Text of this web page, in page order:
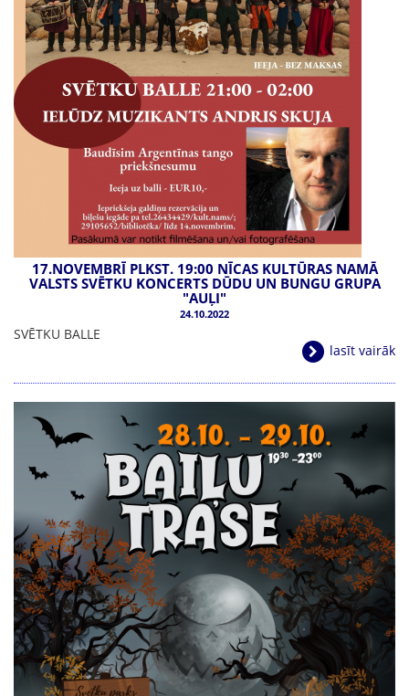
17.NOVEMBRĪ PLKST. 19:00 NĪCAS KULTŪRAS NAMĀ
VALSTS SVĒTKU KONCERTS DŪDU UN BUNGU GRUPA
"AUĻI"
24.10.2022
SVĒTKU BALLE
lasīt vairāk